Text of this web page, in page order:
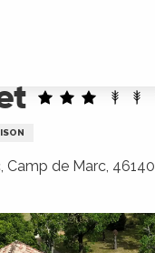
Camp de Marc, 46140